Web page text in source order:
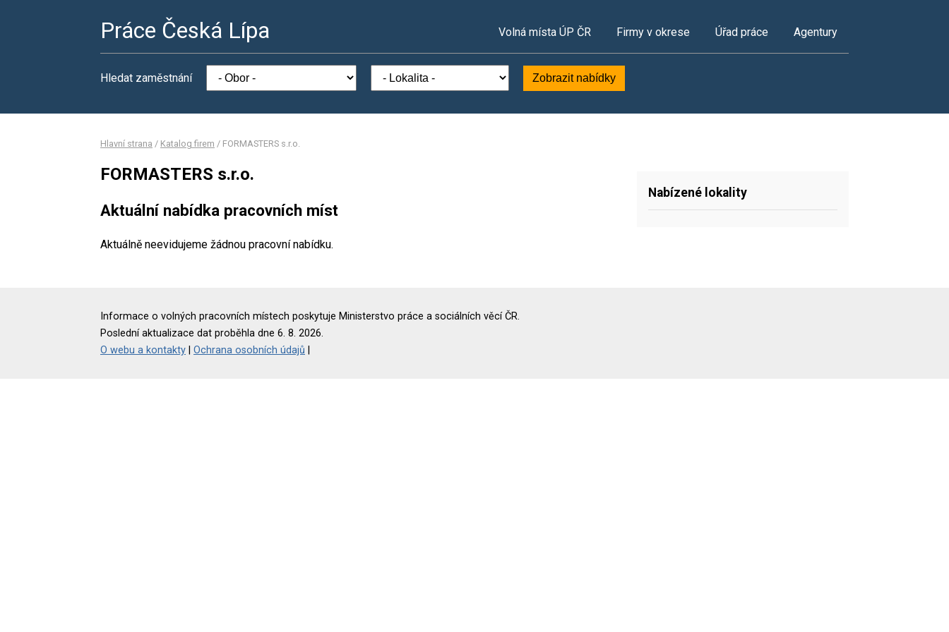
Práce Česká Lípa Volná místa ÚP ČR Firmy v okrese Úřad práce Agentury
Hledat zaměstnání Zobrazit nabídky
Hlavní strana / Katalog firem / FORMASTERS s.r.o.
FORMASTERS s.r.o.
Aktuální nabídka pracovních míst
Aktuálně neevidujeme žádnou pracovní nabídku.
Nabízené lokality
Informace o volných pracovních místech poskytuje Ministerstvo práce a sociálních věcí ČR.
Poslední aktualizace dat proběhla dne 6. 8. 2026.
O webu a kontakty
Ochrana osobních údajů